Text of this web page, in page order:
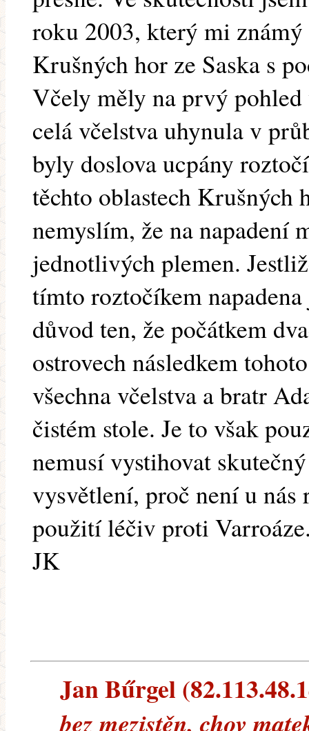
roku 2003, který mi
Krušných hor ze Saska s
Včely měly na prvý
celá včelstva uhynula v
byly doslova ucpány
těchto oblastech Krušných
nemyslím, že na napadení
jednotlivých plemen.
tímto roztočíkem
důvod ten, že počátkem
ostrovech následkem
všechna včelstva a bratr
čistém stole. Je to však
nemusí vystihovat
vysvětlení, proč není u
použití léčiv proti
JK
Jan Bűrgel
bez mezistěn, chov